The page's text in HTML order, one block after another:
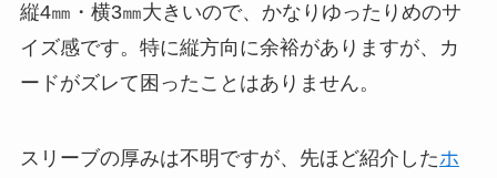
縦4㎜・横3㎜大きいので、かなりゆったりめのサ
イズ感です。特に縦方向に余裕がありますが、カ
ードがズレて困ったことはありません。
スリーブの厚みは不明ですが、先ほど紹介したホ